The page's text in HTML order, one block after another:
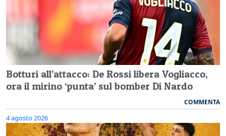
Botturi all’attacco: De Rossi libera Vogliacco,
ora il mirino ‘punta’ sul bomber Di Nardo
COMMENTA
4 agosto 2026